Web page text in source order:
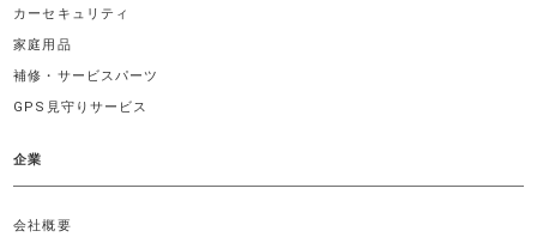
カーセキュリティ
家庭用品
補修・サービスパーツ
GPS見守りサービス
企業
会社概要